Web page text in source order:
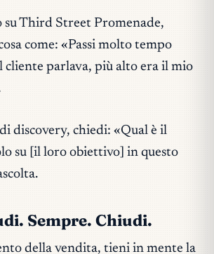
su Third Street Promenade,
come: «Passi molto tempo
cliente parlava, più alto era il mio
discovery, chiedi: «Qual è il
su [il loro obiettivo] in questo
Sempre. Chiudi.
della vendita, tieni in mente la